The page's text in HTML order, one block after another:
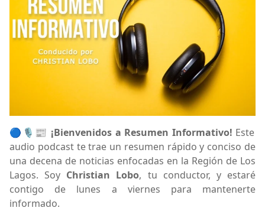
🔵🎙️📰 ¡Bienvenidos a Resumen Informativo! Este
audio podcast te trae un resumen rápido y conciso de
una decena de noticias enfocadas en la Región de Los
Lagos. Soy Christian Lobo, tu conductor, y estaré
contigo de lunes a viernes para mantenerte
informado.